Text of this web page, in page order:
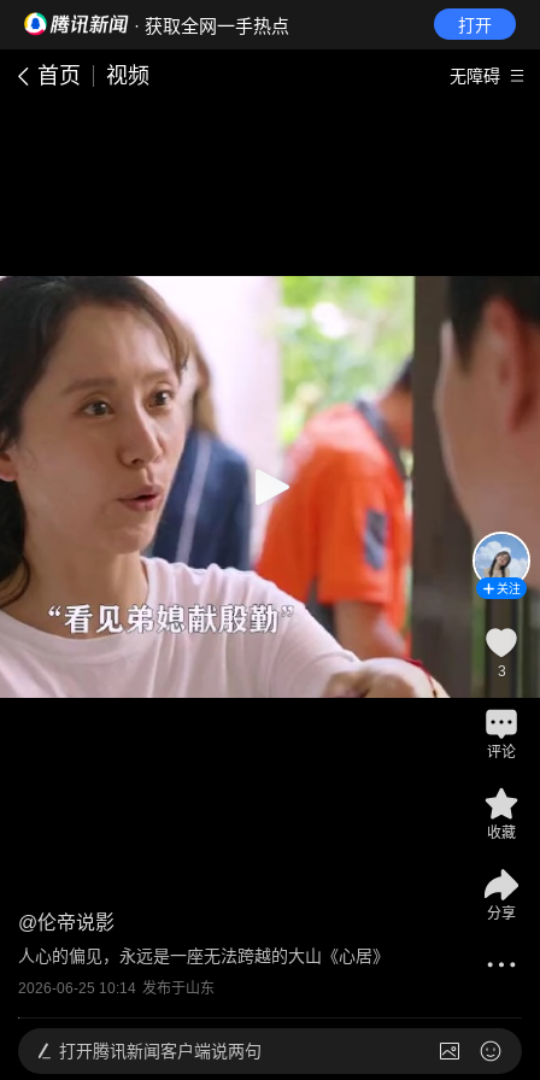
· 获取全网一手热点 打开
首页 视频 无障碍
@伦帝说影
人心的偏见，永远是一座无法跨越的大山《心居》
2026-06-25 10:14 发布于山东
关注
3
评论
收藏
分享
打开腾讯新闻客户端说两句